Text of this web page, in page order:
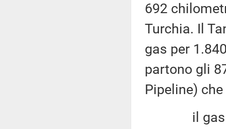
692
Turchia. Il
gas per
partono gli
Pipeline)
il gas dal